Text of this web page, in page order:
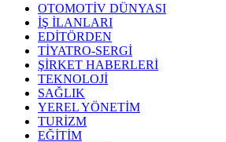
OTOMOTİV DÜNYASI
İŞ İLANLARI
EDİTÖRDEN
TİYATRO-SERGİ
ŞİRKET HABERLERİ
TEKNOLOJİ
SAĞLIK
YEREL YÖNETİM
TURİZM
EĞİTİM